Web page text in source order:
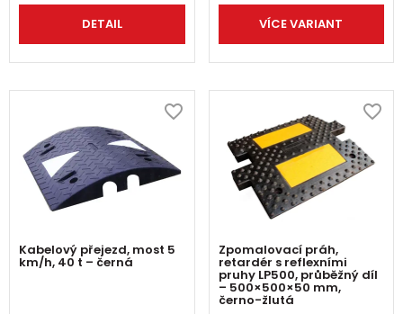
DETAIL VÍCE VARIANT
Kabelový přejezd, most 5
km/h, 40 t – černá
Zpomalovací práh,
retardér s reflexními
pruhy LP500, průběžný díl
– 500×500×50 mm,
černo-žlutá